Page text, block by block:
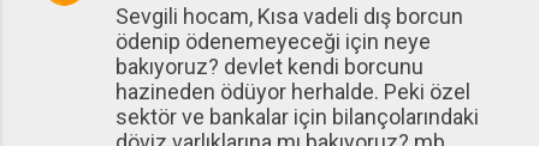
Sevgili hocam, Kısa vadeli dış borcun
ödenip ödenemeyeceği için neye
bakıyoruz? devlet kendi borcunu
hazineden ödüyor herhalde. Peki özel
sektör ve bankalar için bilançolarındaki